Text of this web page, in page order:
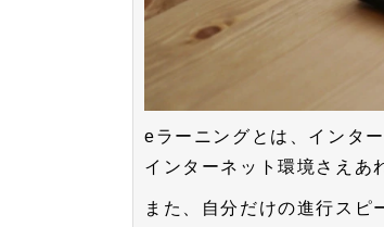
eラーニングとは、インタ
インターネット環境さえあ
また、自分だけの進行スピ